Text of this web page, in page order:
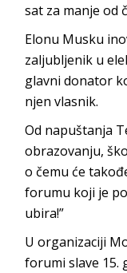
sat za manje od
Elonu Musku
zaljubljenik u
glavni donator
njen vlasnik.
Od napuštanja
obrazovanju,
o čemu će
forumu koji je
ubira!”
U organizaciji
forumi slave 15.